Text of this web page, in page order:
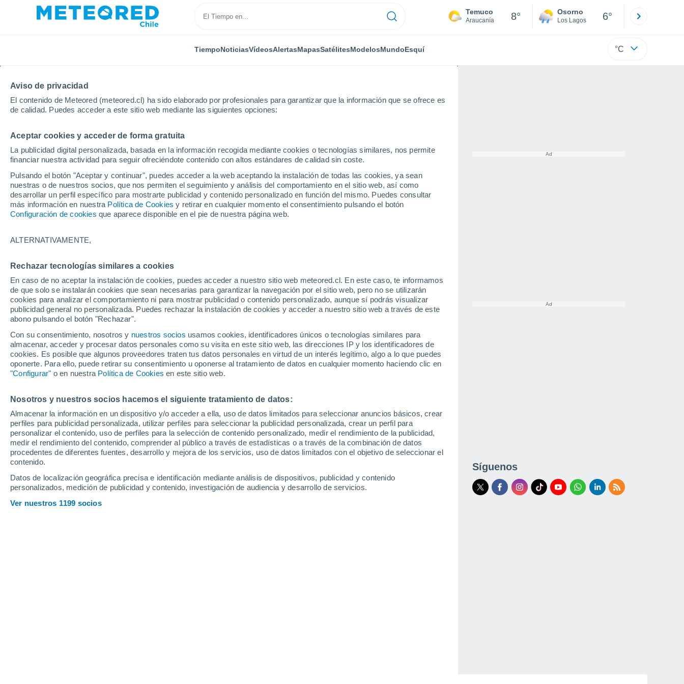
Aviso de privacidad
El contenido de Meteored (meteored.cl) ha sido elaborado por profesionales para garantizar que la información que se ofrece es
de calidad. Puedes acceder a este sitio web mediante las siguientes opciones:
Aceptar cookies y acceder de forma gratuita
La publicidad digital personalizada, basada en la información recogida mediante cookies o tecnologías similares, nos permite
financiar nuestra actividad para seguir ofreciéndote contenido con altos estándares de calidad sin coste.
Pulsando el botón "Aceptar y continuar", puedes acceder a la web aceptando la instalación de todas las cookies, ya sean
nuestras o de nuestros socios, que nos permiten el seguimiento y análisis del comportamiento en el sitio web, así como
desarrollar un perfil específico para mostrarte publicidad y contenido personalizado en función del mismo. Puedes consultar
más información en nuestra Política de Cookies y retirar en cualquier momento el consentimiento pulsando el botón
Configuración de cookies que aparece disponible en el pie de nuestra página web.
ALTERNATIVAMENTE,
Rechazar tecnologías similares a cookies
En caso de no aceptar la instalación de cookies, puedes acceder a nuestro sitio web meteored.cl. En este caso, te informamos
de que solo se instalarán cookies que sean necesarias para garantizar la navegación por el sitio web, pero no se utilizarán
cookies para analizar el comportamiento ni para mostrar publicidad o contenido personalizado, aunque sí podrás visualizar
publicidad general no personalizada. Puedes rechazar la instalación de cookies y acceder a nuestro sitio web a través de este
abono pulsando el botón "Rechazar".
Con su consentimiento, nosotros y nuestros socios usamos cookies, identificadores únicos o tecnologías similares para
almacenar, acceder y procesar datos personales como su visita en este sitio web, las direcciones IP y los identificadores de
cookies. Es posible que algunos proveedores traten tus datos personales en virtud de un interés legítimo, algo a lo que puedes
oponerte. Para ello, puede retirar su consentimiento u oponerse al tratamiento de datos en cualquier momento haciendo clic en
"Configurar" o en nuestra Política de Cookies en este sitio web.
Nosotros y nuestros socios hacemos el siguiente tratamiento de datos:
Almacenar la información en un dispositivo y/o acceder a ella, uso de datos limitados para seleccionar anuncios básicos, crear
perfiles para publicidad personalizada, utilizar perfiles para seleccionar la publicidad personalizada, crear un perfil para
personalizar el contenido, uso de perfiles para la selección de contenido personalizado, medir el rendimiento de la publicidad,
medir el rendimiento del contenido, comprender al público a través de estadísticas o a través de la combinación de datos
procedentes de diferentes fuentes, desarrollo y mejora de los servicios, uso de datos limitados con el objetivo de seleccionar el
contenido.
Datos de localización geográfica precisa e identificación mediante análisis de dispositivos, publicidad y contenido
personalizados, medición de publicidad y contenido, investigación de audiencia y desarrollo de servicios.
Ver nuestros 1199 socios
Temuco
Araucanía 8° Osorno
Los Lagos 6°
TiempoNoticiasVídeosAlertasMapasSatélitesModelosMundoEsquí °C
Inicio Perú Tumbes
El Tiempo en Tumbes
Hoy, 7 agosto Todo el día Símbolo
23°
Zarumilla
28°
Zorritos
Síguenos